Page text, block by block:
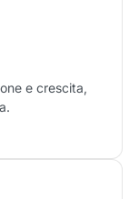
e crescita,